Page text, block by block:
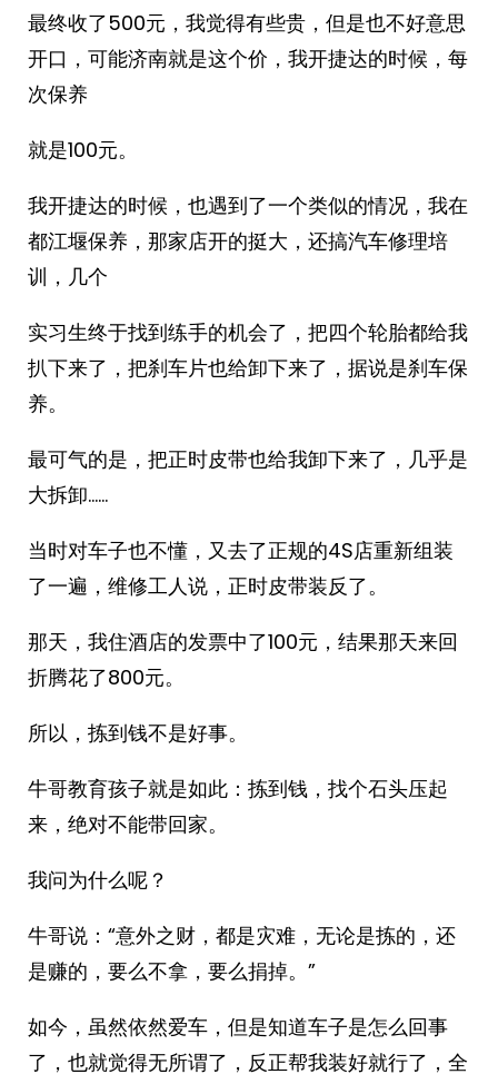
最终收了500元，我觉得有些贵，但是也不好意思
开口，可能济南就是这个价，我开捷达的时候，每
次保养
就是100元。
我开捷达的时候，也遇到了一个类似的情况，我在
都江堰保养，那家店开的挺大，还搞汽车修理培
训，几个
实习生终于找到练手的机会了，把四个轮胎都给我
扒下来了，把刹车片也给卸下来了，据说是刹车保
养。
最可气的是，把正时皮带也给我卸下来了，几乎是
大拆卸……
当时对车子也不懂，又去了正规的4S店重新组装
了一遍，维修工人说，正时皮带装反了。
那天，我住酒店的发票中了100元，结果那天来回
折腾花了800元。
所以，拣到钱不是好事。
牛哥教育孩子就是如此：拣到钱，找个石头压起
来，绝对不能带回家。
我问为什么呢？
牛哥说：“意外之财，都是灾难，无论是拣的，还
是赚的，要么不拿，要么捐掉。”
如今，虽然依然爱车，但是知道车子是怎么回事
了，也就觉得无所谓了，反正帮我装好就行了，全